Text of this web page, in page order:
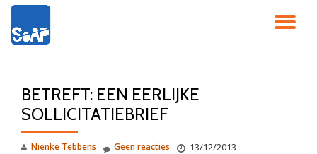
direct
inhoudBETREFT: EEN EERLIJKE
SOLLICITATIEBRIEF
Nienke Tebbens 13/12/2013
Geen reacties